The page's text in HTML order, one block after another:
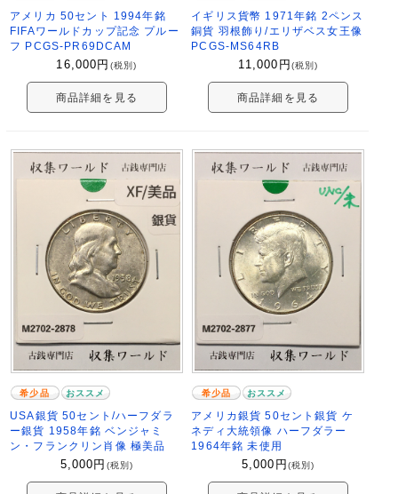
アメリカ 50セント 1994年銘
FIFAワールドカップ記念 プルー
フ PCGS-PR69DCAM
16,000 円 (税別)
商品詳細を見る
イギリス貨幣 1971年銘 2ペンス
銅貨 羽根飾り/エリザベス女王像
PCGS-MS64RB
11,000 円 (税別)
商品詳細を見る
希少品 おススメ
USA銀貨 50セント/ハーフダラ
ー銀貨 1958年銘 ベンジャミ
ン・フランクリン肖像 極美品
5,000 円 (税別)
希少品 おススメ
アメリカ銀貨 50セント銀貨 ケ
ネディ大統領像 ハーフダラー
1964年銘 未使用
5,000 円 (税別)